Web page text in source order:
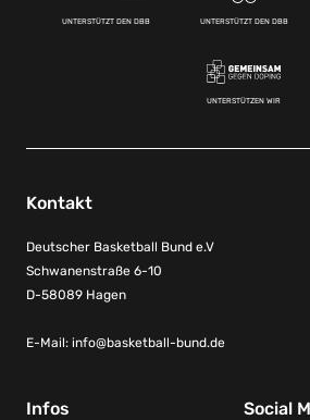
UNTERSTÜTZT DEN DBB UNTERSTÜTZT DEN DBB
UNTERSTÜTZEN WIR
Kontakt
Deutscher Basketball Bund e.V
Schwanenstraße 6-10
D-58089 Hagen
E-Mail: info@basketball-bund.de
Infos Social